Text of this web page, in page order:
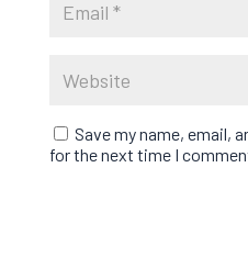
Save my name, email,
for the next time I